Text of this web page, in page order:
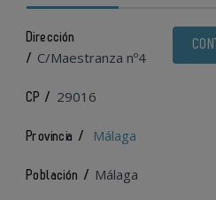
Dirección
/ C/Maestranza nº4
CP / 29016
Provincia / Málaga
Población / Málaga